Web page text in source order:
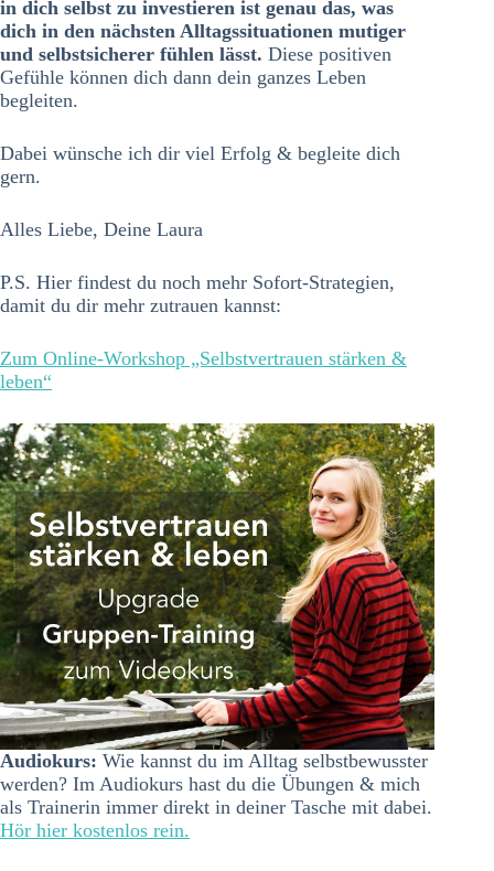
in dich selbst zu investieren ist genau das, was
dich in den nächsten Alltagssituationen mutiger
und selbstsicherer fühlen lässt. Diese positiven
Gefühle können dich dann dein ganzes Leben
begleiten.
Dabei wünsche ich dir viel Erfolg & begleite dich
gern.
Alles Liebe, Deine Laura
P.S. Hier findest du noch mehr Sofort-Strategien,
damit du dir mehr zutrauen kannst:
Zum Online-Workshop „Selbstvertrauen stärken &
leben“
Audiokurs: Wie kannst du im Alltag selbstbewusster
werden? Im Audiokurs hast du die Übungen & mich
als Trainerin immer direkt in deiner Tasche mit dabei.
Hör hier kostenlos rein.